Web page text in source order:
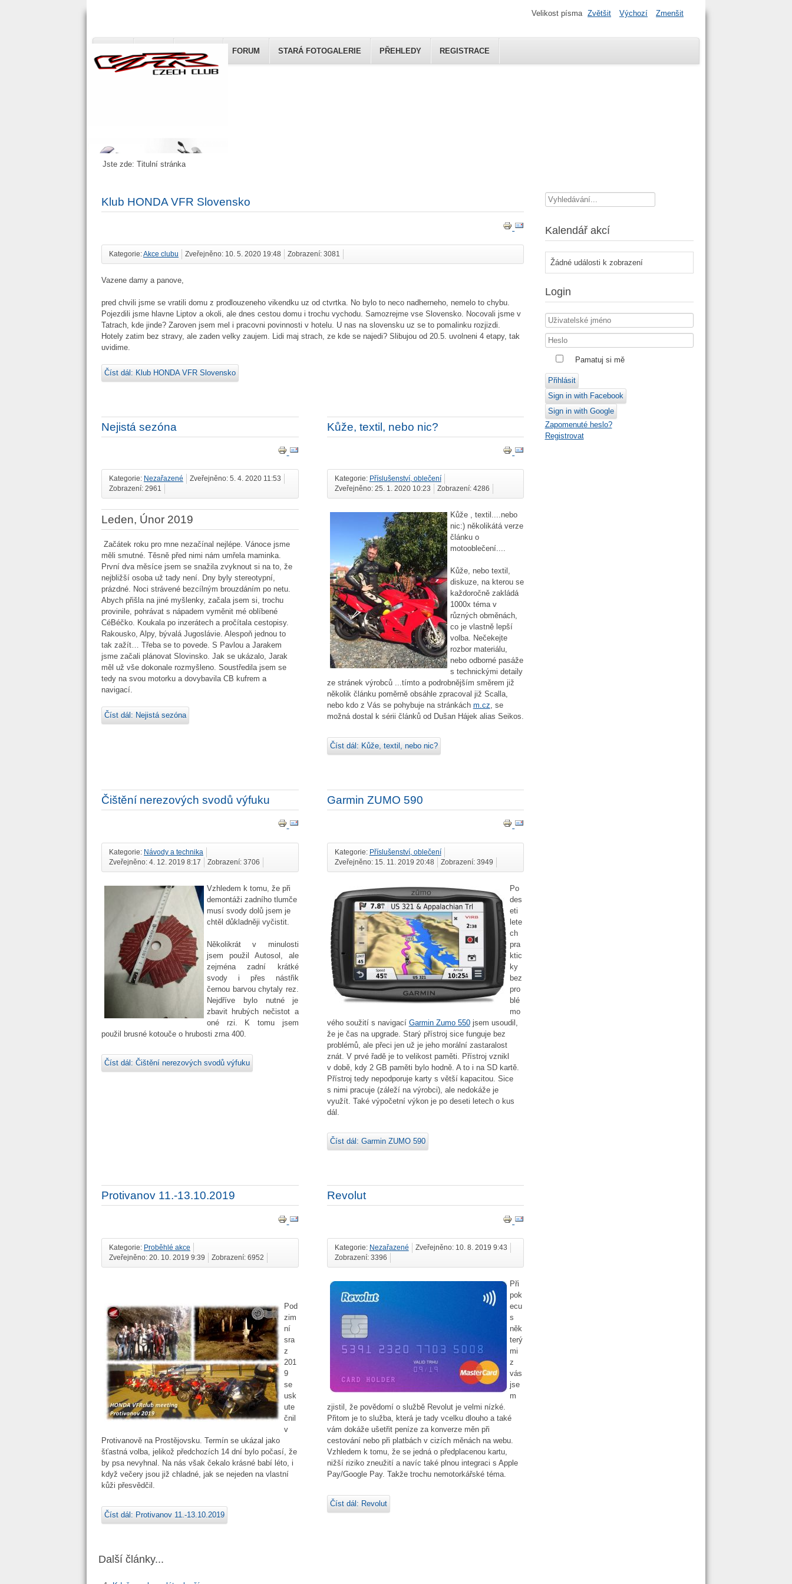
BLOG ČLÁNKY FORUM STARÁ FOTOGALERIE PŘEHLEDY REGISTRACE
Velikost písma Zvětšit Výchozí Zmenšit
Jste zde: Titulní stránka
Klub HONDA VFR Slovensko
Kategorie:Akce clubu Zveřejněno: 10. 5. 2020 19:48 Zobrazení: 3081
Vazene damy a panove,
pred chvili jsme se vratili domu z prodlouzeneho vikendku uz od ctvrtka. No bylo to neco nadherneho, nemelo to chybu.
Pojezdili jsme hlavne Liptov a okoli, ale dnes cestou domu i trochu vychodu. Samozrejme vse Slovensko. Nocovali jsme v
Tatrach, kde jinde? Zaroven jsem mel i pracovni povinnosti v hotelu. U nas na slovensku uz se to pomalinku rozjizdi.
Hotely zatim bez stravy, ale zaden velky zaujem. Lidi maj strach, ze kde se najedi? Slibujou od 20.5. uvolneni 4 etapy, tak
uvidime.
Číst dál: Klub HONDA VFR Slovensko
Nejistá sezóna
Kategorie: Nezařazené
Zveřejněno: 5. 4. 2020 11:53
Zobrazení: 2961
Leden, Únor 2019
Začátek roku pro mne nezačínal nejlépe. Vánoce jsme
měli smutné. Těsně před nimi nám umřela maminka.
První dva měsíce jsem se snažila zvyknout si na to, že
nejbližší osoba už tady není. Dny byly stereotypní,
prázdné. Noci strávené bezcílným brouzdáním po netu.
Abych přišla na jiné myšlenky, začala jsem si, trochu
provinile, pohrávat s nápadem vyměnit mé oblíbené
CéBéčko. Koukala po inzerátech a pročítala cestopisy.
Rakousko, Alpy, bývalá Jugoslávie. Alespoň jednou to
tak zažít… Třeba se to povede. S Pavlou a Jarakem
jsme začali plánovat Slovinsko. Jak se ukázalo, Jarak
měl už vše dokonale rozmyšleno. Soustředila jsem se
tedy na svou motorku a dovybavila CB kufrem a
navigací.
Číst dál: Nejistá sezóna
Kůže, textil, nebo nic?
Kategorie: Příslušenství, oblečení
Zveřejněno: 25. 1. 2020 10:23
Zobrazení: 4286
Kůže , textil....nebo
nic:) několikátá verze
článku o
motooblečení....
Kůže, nebo textil,
diskuze, na kterou se
každoročně zakládá
1000x téma v
různých obměnách,
co je vlastně lepší
volba. Nečekejte
rozbor materiálu,
nebo odborné pasáže
s technickými detaily
ze stránek výrobců ...tímto a podrobnějším směrem již
několik článku poměrně obsáhle zpracoval již Scalla,
nebo kdo z Vás se pohybuje na stránkách m.cz, se
možná dostal k sérii článků od Dušan Hájek alias Seikos.
Číst dál: Kůže, textil, nebo nic?
Čištění nerezových svodů výfuku
Kategorie: Návody a technika
Zveřejněno: 4. 12. 2019 8:17
Zobrazení: 3706
Vzhledem k tomu, že při
demontáži zadního tlumče
musí svody dolů jsem je
chtěl důkladněji vyčistit.
Několikrát v minulosti
jsem použil Autosol, ale
zejména zadní krátké
svody i přes nástřik
černou barvou chytaly rez.
Nejdříve bylo nutné je
zbavit hrubých nečistot a
oné rzi. K tomu jsem
použil brusné kotouče o hrubosti zrna 400.
Číst dál: Čištění nerezových svodů výfuku
Garmin ZUMO 590
Kategorie: Příslušenství, oblečení
Zveřejněno: 15. 11. 2019 20:48
Zobrazení: 3949
Po
des
eti
lete
ch
pra
ktic
ky
bez
pro
blé
mo
vého soužití s navigací Garmin Zumo 550jsem usoudil,
že je čas na upgrade. Starý přístroj sice funguje bez
problémů, ale přeci jen už je jeho morální zastaralost
znát. V prvé řadě je to velikost paměti. Přístroj vznikl
v době, kdy 2 GB paměti bylo hodně. A to i na SD kartě.
Přístroj tedy nepodporuje karty s větší kapacitou. Sice
s nimi pracuje (záleží na výrobci), ale nedokáže je
využít. Také výpočetní výkon je po deseti letech o kus
dál.
Číst dál: Garmin ZUMO 590
Protivanov 11.-13.10.2019
Kategorie: Proběhlé akce
Zveřejněno: 20. 10. 2019 9:39
Zobrazení: 6952
Pod
zim
ní
sra
z
201
9
se
usk
ute
čnil
v
Protivanově na Prostějovsku. Termín se ukázal jako
šťastná volba, jelikož předchozích 14 dní bylo počasí, že
by psa nevyhnal. Na nás však čekalo krásné babí léto, i
když večery jsou již chladné, jak se nejeden na vlastní
kůži přesvědčil.
Číst dál: Protivanov 11.-13.10.2019
Revolut
Kategorie: Nezařazené
Zveřejněno: 10. 8. 2019 9:43
Zobrazení: 3396
Při
pok
ecu
s
něk
terý
mi
z
vás
jse
m
zjistil, že povědomí o službě Revolut je velmi nízké.
Přitom je to služba, která je tady vcelku dlouho a také
vám dokáže ušetřit peníze za konverze měn při
cestování nebo při platbách v cizích měnách na webu.
Vzhledem k tomu, že se jedná o předplacenou kartu,
nižší riziko zneužití a navíc také plnou integraci s Apple
Pay/Google Pay. Takže trochu nemotorkářské téma.
Číst dál: Revolut
Další články...
Vyhledávání...
Kalendář akcí
Žádné události k zobrazení
Login
Pamatuj si mě
Přihlásit
Sign in with Facebook
Sign in with Google
Zapomenuté heslo?
Registrovat